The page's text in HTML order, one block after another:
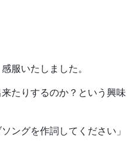
服いたしました。
たりするのか？という興味
ングを作詞してください」